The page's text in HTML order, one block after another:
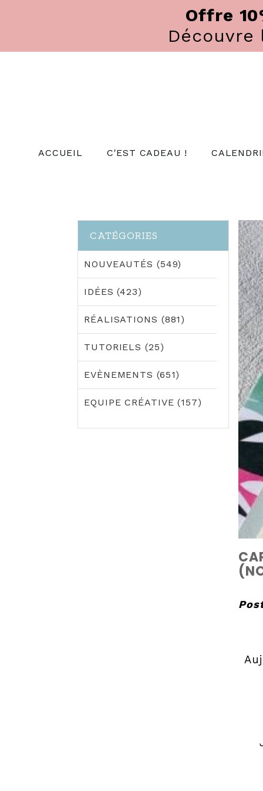
Offre
ACCUEIL C'EST CADEAU !
CATÉGORIES
NOUVEAUTÉS (549)
IDÉES (423)
RÉALISATIONS (881)
TUTORIELS (25)
EVÈNEMENTS (651)
EQUIPE CRÉATIVE (157)